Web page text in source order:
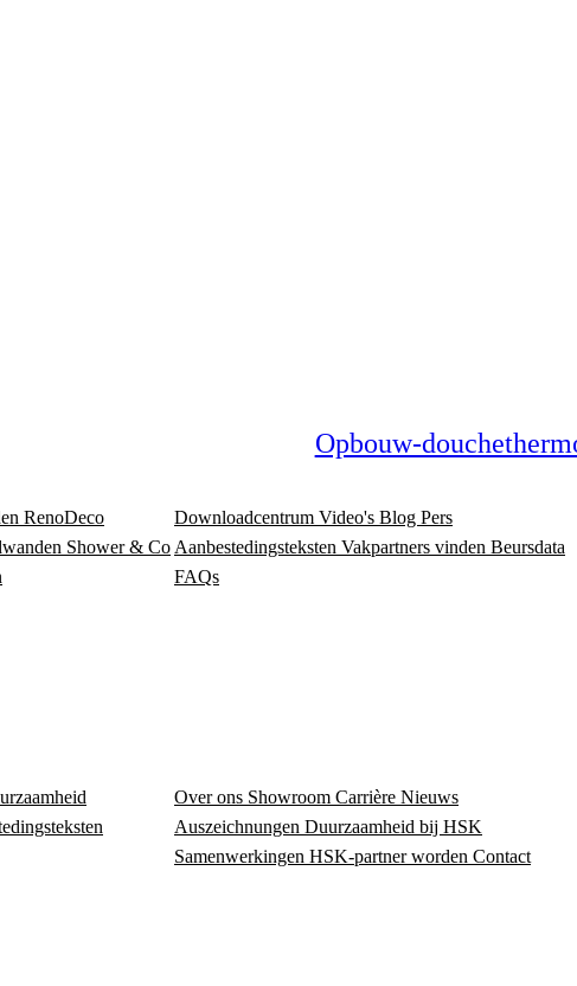
Opbouw-
RenoDeco
Shower & Co
Downloadcentrum Video's Blog Pers
Aanbestedingsteksten Vakpartners vinden Beursdata
FAQs
Over ons Showroom Carrière Nieuws
Auszeichnungen Duurzaamheid bij HSK
Samenwerkingen HSK-partner worden Contact